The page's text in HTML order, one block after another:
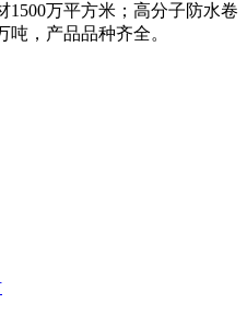
1500万平方米；高分子防水卷
吨，产品品种齐全。